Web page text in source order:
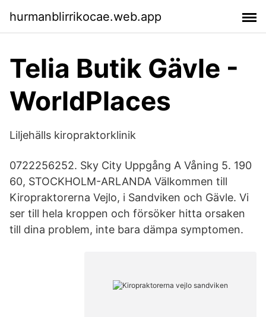
hurmanblirrikocae.web.app
Telia Butik Gävle -
WorldPlaces
Liljehälls kiropraktorklinik
0722256252. Sky City Uppgång A Våning 5. 190
60, STOCKHOLM-ARLANDA Välkommen till
Kiropraktorerna Vejlo, i Sandviken och Gävle. Vi
ser till hela kroppen och försöker hitta orsaken
till dina problem, inte bara dämpa symptomen.